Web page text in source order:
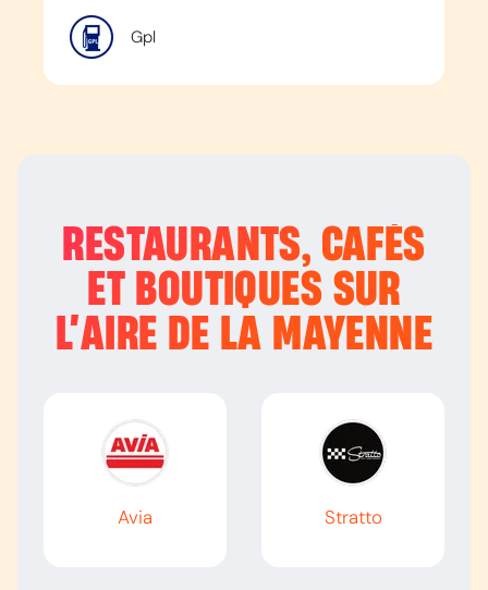
Gpl
RESTAURANTS, CAFÉS
ET BOUTIQUES SUR
L’AIRE DE LA MAYENNE
Avia Stratto